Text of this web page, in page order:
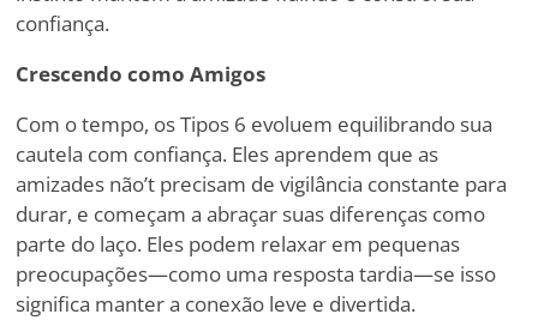
confiança.
Crescendo como Amigos
Com o tempo, os Tipos 6 evoluem equilibrando sua
cautela com confiança. Eles aprendem que as
amizades não’t precisam de vigilância constante para
durar, e começam a abraçar suas diferenças como
parte do laço. Eles podem relaxar em pequenas
preocupações—como uma resposta tardia—se isso
significa manter a conexão leve e divertida.